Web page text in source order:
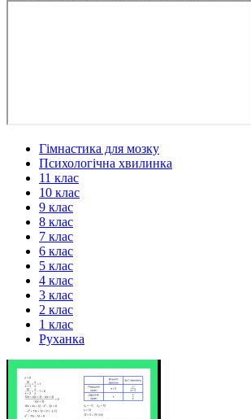
Гімнастика для мозку
Психологічна хвилинка
11 клас
10 клас
9 клас
8 клас
7 клас
6 клас
5 клас
4 клас
3 клас
2 клас
1 клас
Руханка